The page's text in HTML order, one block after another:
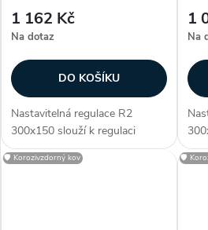
1 162 Kč
Na dotaz
DO KOŠÍKU
Nastavitelná regulace R2
300x150 slouží k regulaci
průtoku vzduchu. Regulace je
určena pro
1
Na
🛡️ Korozivzdorný kov 🛡️